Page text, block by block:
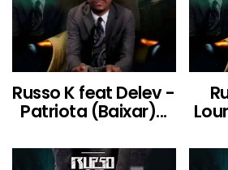
Russo K feat Delev -
Patriota (Baixar)...